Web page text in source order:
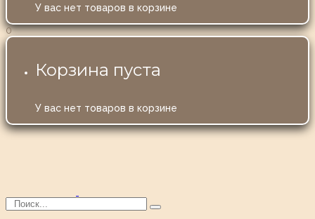
У вас нет товаров в корзине
0
Корзина пуста
У вас нет товаров в корзине